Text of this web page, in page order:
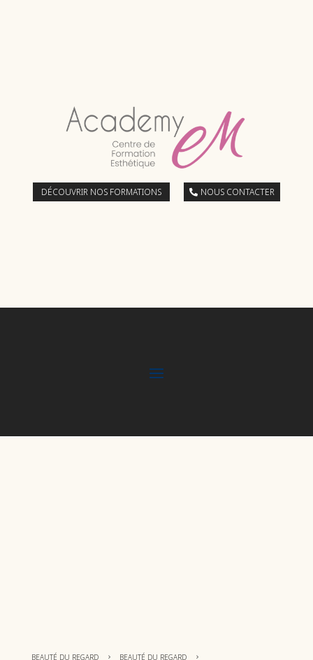
DÉCOUVRIR NOS FORMATIONS NOUS CONTACTER
BEAUTÉ DU REGARD 5 BEAUTÉ DU REGARD 5